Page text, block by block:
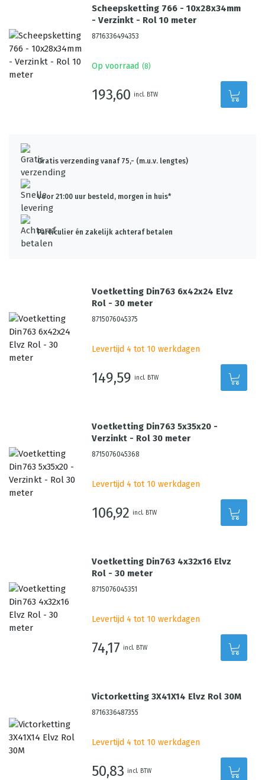
Scheepsketting 766 - 10x28x34mm
- Verzinkt - Rol 10 meter
8716336494353
Op voorraad (8)
193,60 incl. BTW
Gratis verzending vanaf 75,- (m.u.v. lengtes)
Voor 21:00 uur besteld, morgen in huis*
Particulier én zakelijk achteraf betalen
Voetketting Din763 6x42x24 Elvz
Rol - 30 meter
8715076045375
Levertijd 4 tot 10 werkdagen
149,59 incl. BTW
Voetketting Din763 5x35x20 -
Verzinkt - Rol 30 meter
8715076045368
Levertijd 4 tot 10 werkdagen
106,92 incl. BTW
Voetketting Din763 4x32x16 Elvz
Rol - 30 meter
8715076045351
Levertijd 4 tot 10 werkdagen
74,17 incl. BTW
Victorketting 3X41X14 Elvz Rol 30M
8716336487355
Levertijd 4 tot 10 werkdagen
50,83 incl. BTW